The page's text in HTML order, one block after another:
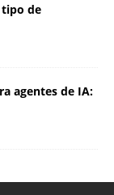
tipo de
agentes de IA: